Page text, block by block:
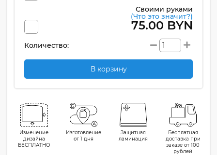
Своими руками
(Что это значит?)
75.00 BYN
Количество:
В корзину
Изменение
дизайна
БЕСПЛАТНО
Изготовление
от 1 дня
Защитная
ламинация
Бесплатная
доставка при
заказе от 100
рублей